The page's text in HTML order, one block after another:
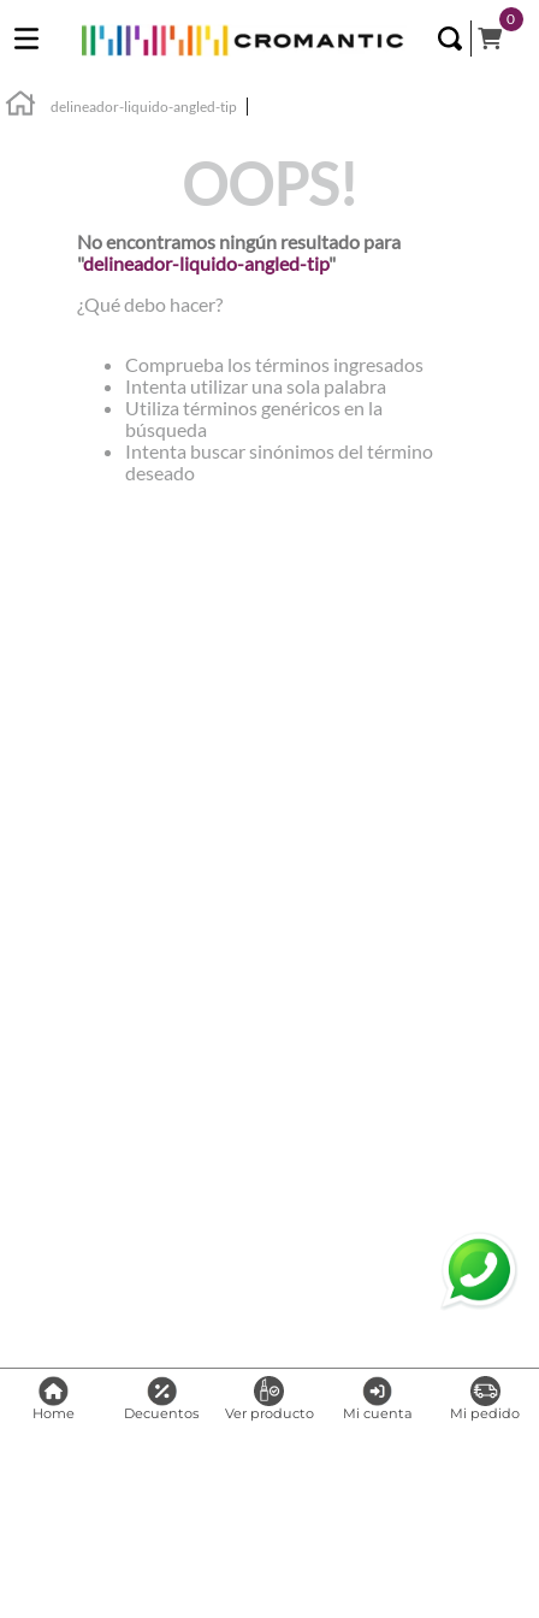
0
Home Decuentos Ver producto Mi cuenta Mi pedido
delineador-liquido-angled-tip
OOPS!
No encontramos ningún resultado para
"delineador-liquido-angled-tip"
¿Qué debo hacer?
Comprueba los términos ingresados
Intenta utilizar una sola palabra
Utiliza términos genéricos en la
búsqueda
Intenta buscar sinónimos del término
deseado